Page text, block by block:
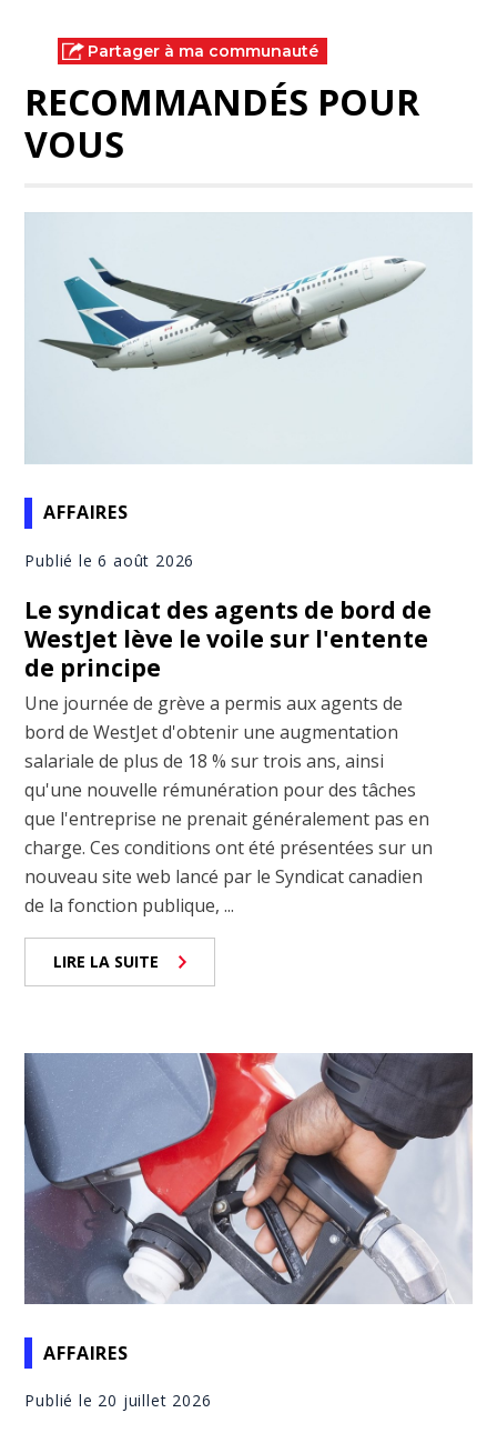
Partager à ma communauté
RECOMMANDÉS POUR
VOUS
AFFAIRES
Publié le 6 août 2026
Le syndicat des agents de bord de
WestJet lève le voile sur l'entente
de principe
Une journée de grève a permis aux agents de
bord de WestJet d'obtenir une augmentation
salariale de plus de 18 % sur trois ans, ainsi
qu'une nouvelle rémunération pour des tâches
que l'entreprise ne prenait généralement pas en
charge. Ces conditions ont été présentées sur un
nouveau site web lancé par le Syndicat canadien
de la fonction publique, ...
LIRE LA SUITE
AFFAIRES
Publié le 20 juillet 2026